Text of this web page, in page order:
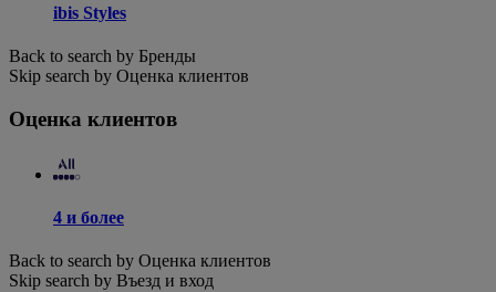
ibis Styles
Back to search by Бренды
Skip search by Оценка клиентов
Оценка клиентов
4 и более
Back to search by Оценка клиентов
Skip search by Въезд и вход